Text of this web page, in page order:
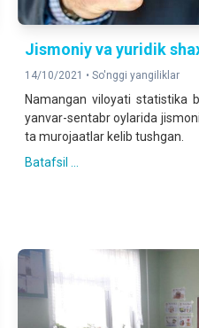
Jismoniy va yuridik
14/10/2021 • So'nggi yangiliklar
Namangan viloyati statistika
yanvar-sentabr oylarida
ta murojaatlar kelib tushgan.
Batafsil ...